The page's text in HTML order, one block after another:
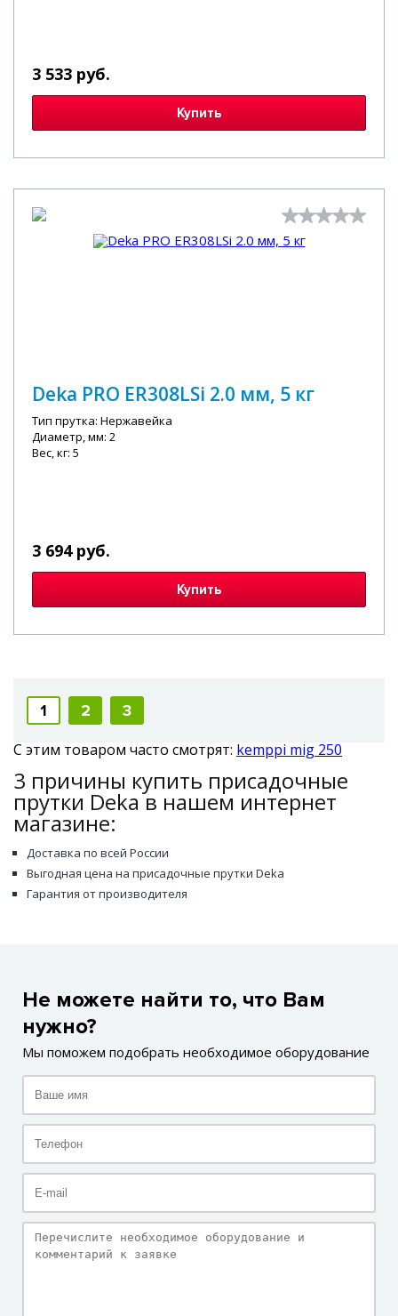
3 533 руб.
Купить
Deka PRO ER308LSi 2.0 мм, 5 кг
Тип прутка: Нержавейка
Диаметр, мм: 2
Вес, кг: 5
3 694 руб.
Купить
1 2
3
С этим товаром часто смотрят: kemppi mig 250
3 причины купить присадочные
прутки Deka в нашем интернет
магазине:
Доставка по всей России
Выгодная цена на присадочные прутки Deka
Гарантия от производителя
Не можете найти то, что Вам
нужно?
Мы поможем подобрать необходимое оборудование